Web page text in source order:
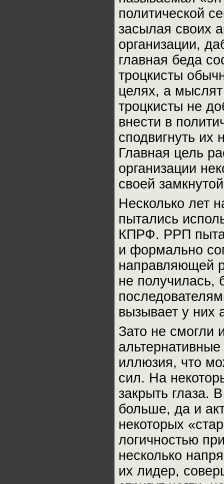
политической
засылая своих
организации,
главная беда
троцкисты
целях, а мыслят
троцкисты не
внести в
сподвигнуть
Главная цель
организации
своей
Несколько лет
пытались
КПРФ. РРП
и формально
направляющей
не получилась,
вызывает у них
Зато не смогли
иллюзия, что
сил. На
закрыть глаза.
больше, да и
некоторых
логичностью
несколько
их лидер,